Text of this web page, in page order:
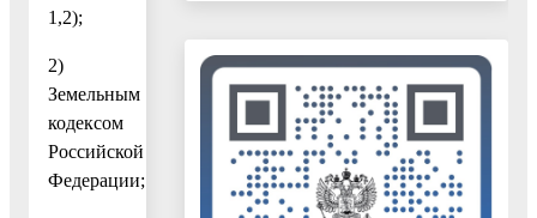
1,2);
2)
Земельным
кодексом
Российской
Федерации;